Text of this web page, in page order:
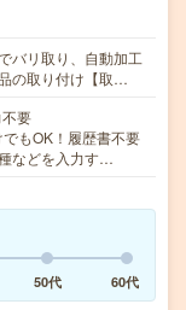
バリ取り、自動加工
の取り付け【取…
要
もOK！履歴書不要
などを入力す…
50代 60代